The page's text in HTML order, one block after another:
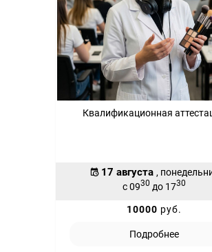
Квалификационная
17 августа ,
с 0930 до 1730
10000 руб.
Подробнее